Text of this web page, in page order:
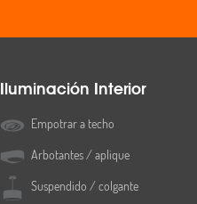
Iluminación Interior
Empotrar a techo
Arbotantes / aplique
Suspendido / colgante